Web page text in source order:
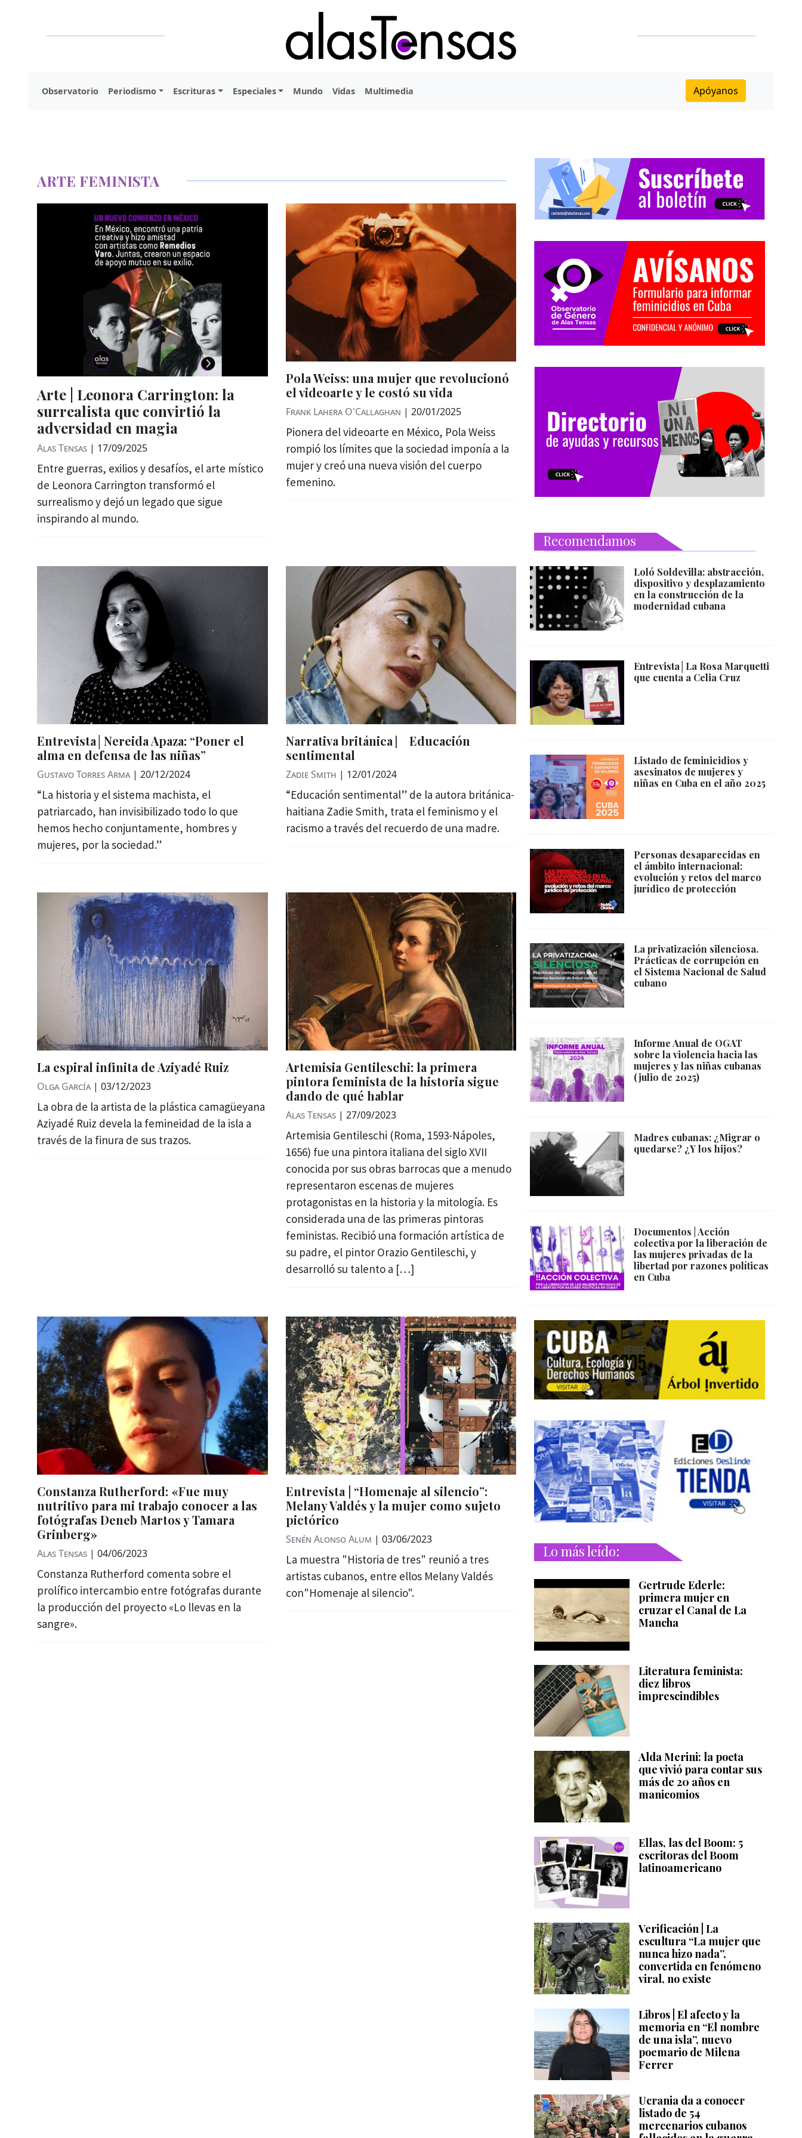
Observatorio Periodismo Escrituras Especiales Mundo Vidas Multimedia Apóyanos
ARTE FEMINISTA
Arte | Leonora Carrington: la
surrealista que convirtió la
adversidad en magia
Alas Tensas | 17/09/2025
Entre guerras, exilios y desafíos, el arte místico
de Leonora Carrington transformó el
surrealismo y dejó un legado que sigue
inspirando al mundo.
Pola Weiss: una mujer que revolucionó
el videoarte y le costó su vida
Frank Lahera O'Callaghan | 20/01/2025
Pionera del videoarte en México, Pola Weiss
rompió los límites que la sociedad imponía a la
mujer y creó una nueva visión del cuerpo
femenino.
Entrevista│Nereida Apaza: “Poner el
alma en defensa de las niñas”
Gustavo Torres Arma | 20/12/2024
“La historia y el sistema machista, el
patriarcado, han invisibilizado todo lo que
hemos hecho conjuntamente, hombres y
mujeres, por la sociedad.”
Narrativa británica ⎸ Educación
sentimental
Zadie Smith | 12/01/2024
“Educación sentimental” de la autora británica-
haitiana Zadie Smith, trata el feminismo y el
racismo a través del recuerdo de una madre.
La espiral infinita de Aziyadé Ruiz
Olga García | 03/12/2023
La obra de la artista de la plástica camagüeyana
Aziyadé Ruiz devela la femineidad de la isla a
través de la finura de sus trazos.
Artemisia Gentileschi: la primera
pintora feminista de la historia sigue
dando de qué hablar
Alas Tensas | 27/09/2023
Artemisia Gentileschi (Roma, 1593-Nápoles,
1656) fue una pintora italiana del siglo XVII
conocida por sus obras barrocas que a menudo
representaron escenas de mujeres
protagonistas en la historia y la mitología. Es
considerada una de las primeras pintoras
feministas. Recibió una formación artística de
su padre, el pintor Orazio Gentileschi, y
desarrolló su talento a […]
Constanza Rutherford: «Fue muy
nutritivo para mi trabajo conocer a las
fotógrafas Deneb Martos y Tamara
Grinberg»
Alas Tensas | 04/06/2023
Constanza Rutherford comenta sobre el
prolífico intercambio entre fotógrafas durante
la producción del proyecto «Lo llevas en la
sangre».
Entrevista | “Homenaje al silencio”:
Melany Valdés y la mujer como sujeto
pictórico
Senén Alonso Alum | 03/06/2023
La muestra "Historia de tres" reunió a tres
artistas cubanos, entre ellos Melany Valdés
con"Homenaje al silencio".
Recomendamos
Loló Soldevilla: abstracción,
dispositivo y desplazamiento
en la construcción de la
modernidad cubana
Entrevista│La Rosa Marquetti
que cuenta a Celia Cruz
Listado de feminicidios y
asesinatos de mujeres y
niñas en Cuba en el año 2025
Personas desaparecidas en
el ámbito internacional:
evolución y retos del marco
jurídico de protección
La privatización silenciosa.
Prácticas de corrupción en
el Sistema Nacional de Salud
cubano
Informe Anual de OGAT
sobre la violencia hacia las
mujeres y las niñas cubanas
(julio de 2025)
Madres cubanas: ¿Migrar o
quedarse? ¿Y los hijos?
Documentos | Acción
colectiva por la liberación de
las mujeres privadas de la
libertad por razones políticas
en Cuba
Lo más leído:
Gertrude Ederle:
primera mujer en
cruzar el Canal de La
Mancha
Literatura feminista:
diez libros
imprescindibles
Alda Merini: la poeta
que vivió para contar sus
más de 20 años en
manicomios
Ellas, las del Boom: 5
escritoras del Boom
latinoamericano
Verificación | La
escultura “La mujer que
nunca hizo nada”,
convertida en fenómeno
viral, no existe
Libros | El afecto y la
memoria en “El nombre
de una isla”, nuevo
poemario de Milena
Ferrer
Ucrania da a conocer
listado de 54
mercenarios cubanos